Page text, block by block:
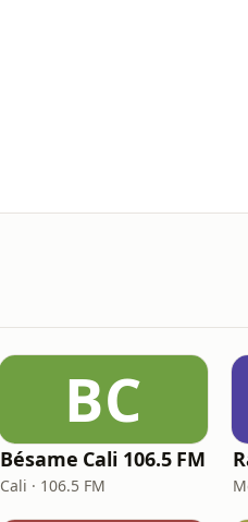
BC
Bésame Cali 106.5 FM
Cali · 106.5 FM